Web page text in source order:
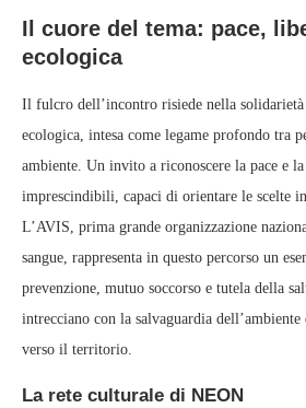
Il cuore del tema: pace,
ecologica
Il fulcro dell’incontro risiede nella
ecologica, intesa come legame profondo tra
ambiente. Un invito a riconoscere la pace e
imprescindibili, capaci di orientare le scelte
L’AVIS, prima grande organizzazione
sangue, rappresenta in questo percorso un
prevenzione, mutuo soccorso e tutela della
intrecciano con la salvaguardia
verso il territorio.
La rete culturale di NEON